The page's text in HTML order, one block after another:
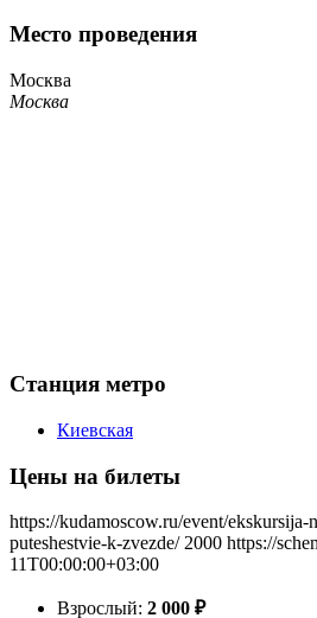
Место проведения
Москва
Москва
Станция метро
Киевская
Цены на билеты
https://kudamoscow.ru/event/
puteshestvie-k-zvezde/ 2000 https://
11T00:00:00+03:00
Взрослый: 2 000 ₽